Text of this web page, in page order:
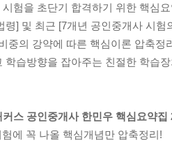
시험을 초단기 합격하기 위한 핵심
령] 및 최근 [7개년 공인중개사 시험
중의 강약에 따른 핵심이론 압축
학습방향을 잡아주는 친절한 학습
스 공인중개사 한민우 핵심요약
에 꼭 나올 핵심개념만 압축정리!